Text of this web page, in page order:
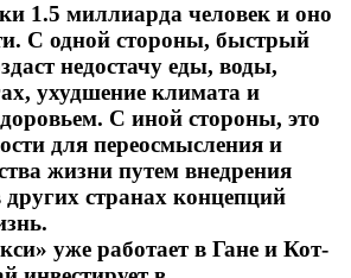
1.5 миллиарда человек и оно
С одной стороны, быстрый
недостачу еды, воды,
ухудшение климата и
С иной стороны, это
для переосмысления и
жизни путем внедрения
странах концепций
уже работает в Гане и Кот-